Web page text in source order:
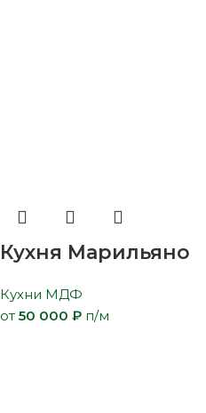
Кухня Марильяно
Кухни МДФ
от 50 000 ₽ п/м